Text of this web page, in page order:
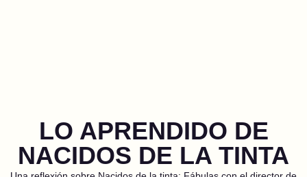
LO APRENDIDO DE
NACIDOS DE LA TINTA